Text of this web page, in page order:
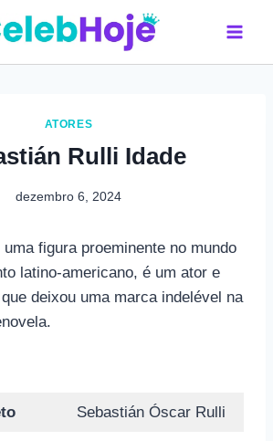
ATORES
Rulli Idade
dezembro 6, 2024
figura proeminente no mundo
latino-americano, é um ator e
deixou uma marca indelével na
Sebastián Óscar Rulli